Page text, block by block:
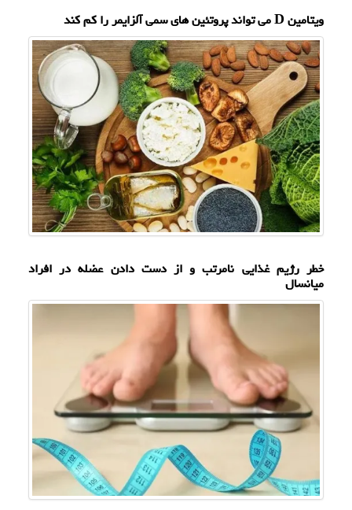
ویتامین D می تواند پروتئین های سمی آلزایمر را کم کند
خطر رژیم غذایی نامرتب و از دست دادن عضله در افراد
میانسال